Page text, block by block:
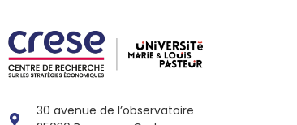
30 avenue de l’observatoire